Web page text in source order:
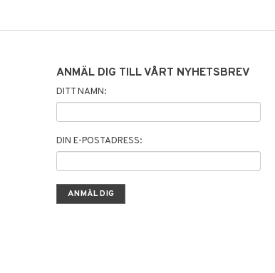
ANMÄL DIG TILL VÅRT NYHETSBREV
DITT NAMN:
DIN E-POSTADRESS: